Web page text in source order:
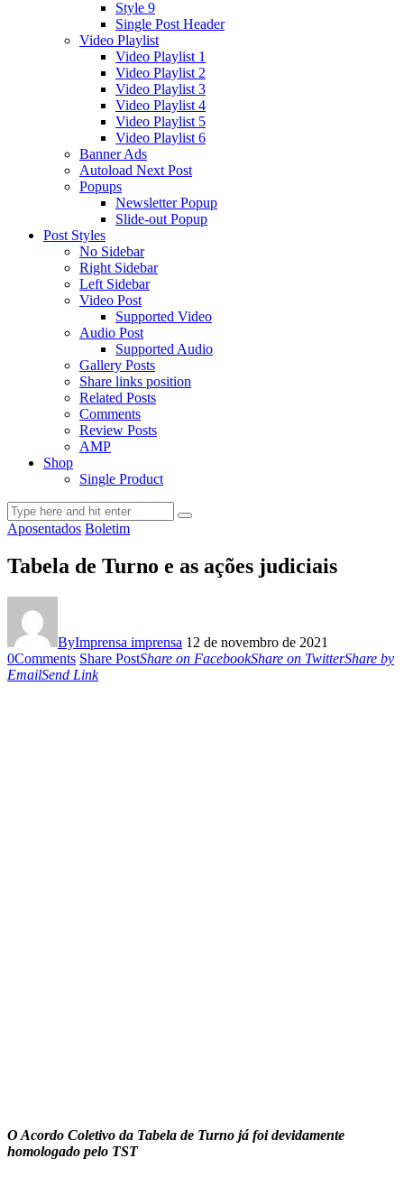
Style 9
Single Post Header
Video Playlist
Video Playlist 1
Video Playlist 2
Video Playlist 3
Video Playlist 4
Video Playlist 5
Video Playlist 6
Banner Ads
Autoload Next Post
Popups
Newsletter Popup
Slide-out Popup
Post Styles
No Sidebar
Right Sidebar
Left Sidebar
Video Post
Supported Video
Audio Post
Supported Audio
Gallery Posts
Share links position
Related Posts
Comments
Review Posts
AMP
Shop
Single Product
Aposentados Boletim
Tabela de Turno e as ações judiciais
ByImprensa imprensa 12 de novembro de 2021
0Comments Share PostShare on FacebookShare on TwitterShare by
EmailSend Link
O Acordo Coletivo da Tabela de Turno já foi devidamente
homologado pelo TST